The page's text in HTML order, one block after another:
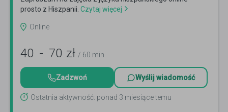
prosto z Hiszpanii. Czytaj więcej
Online
40 - 70 zł / 60 min
Zadzwoń Wyślij wiadomość
Ostatnia aktywność: ponad 3 miesiące temu